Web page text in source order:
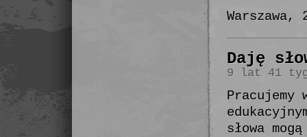
Warszawa,
Daję
9 lat 41
Pracujemy
słowa